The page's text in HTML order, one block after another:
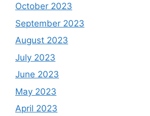
October 2023
September 2023
August 2023
July 2023
June 2023
May 2023
April 2023